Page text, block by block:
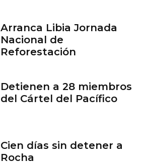
Arranca Libia Jornada
Nacional de
Reforestación
Detienen a 28 miembros
del Cártel del Pacífico
Cien días sin detener a
Rocha